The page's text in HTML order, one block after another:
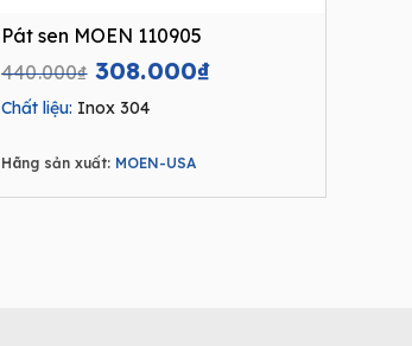
Pát sen MOEN 110905
440.000₫ Original
price
was:
440.000₫.
308.000₫Current
Chất liệu: Inox 304
Hãng sản xuất: MOEN-USA